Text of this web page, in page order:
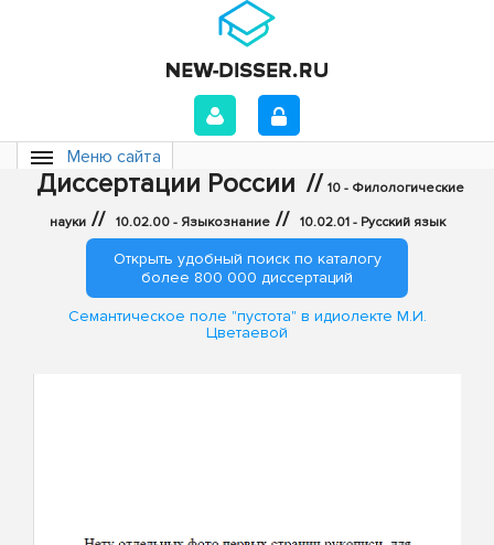
Меню сайта
Диссертации России // 10 - Филологические
науки // 10.02.00 - Языкознание // 10.02.01 - Русский язык
Открыть удобный поиск по каталогу
более 800 000 диссертаций
Семантическое поле "пустота" в идиолекте М.И.
Цветаевой